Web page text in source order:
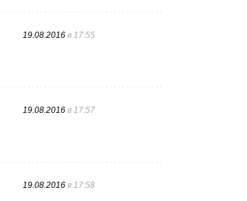
19.08.2016 в 17:55
19.08.2016 в 17:57
19.08.2016 в 17:58